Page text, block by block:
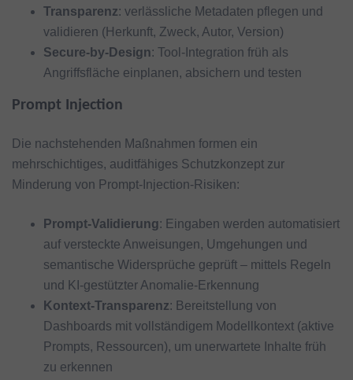
Transparenz: verlässliche Metadaten pflegen und
validieren (Herkunft, Zweck, Autor, Version)
Secure-by-Design: Tool-Integration früh als
Angriffsfläche einplanen, absichern und testen
Prompt Injection
Die nachstehenden Maßnahmen formen ein
mehrschichtiges, auditfähiges Schutzkonzept zur
Minderung von Prompt‑Injection‑Risiken:
Prompt-Validierung: Eingaben werden automatisiert
auf versteckte Anweisungen, Umgehungen und
semantische Widersprüche geprüft – mittels Regeln
und KI-gestützter Anomalie-Erkennung
Kontext-Transparenz: Bereitstellung von
Dashboards mit vollständigem Modellkontext (aktive
Prompts, Ressourcen), um unerwartete Inhalte früh
zu erkennen